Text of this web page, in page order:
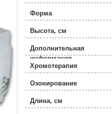
Форма
Высота, см
Дополнительная
информация
Хромотерапия
Озонирование
Длина, см